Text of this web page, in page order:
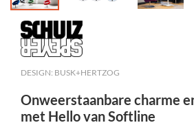
DESIGN: BUSK+HERTZOG
Onweerstaanbare charme
met Hello van Softline